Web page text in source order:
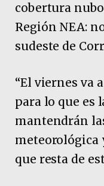
cobertura
Región NEA:
sudeste de
“El viernes va
para lo que es
mantendrán
meteorológica
que resta de